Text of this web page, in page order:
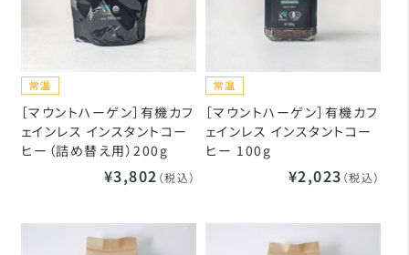
［マウントハーゲン］有機カフ
ェインレス インスタントコー
ヒー（詰め替え用）200g
¥3,802 （税込）
［マウントハーゲン］有機カフ
ェインレス インスタントコー
ヒー 100g
¥2,023 （税込）